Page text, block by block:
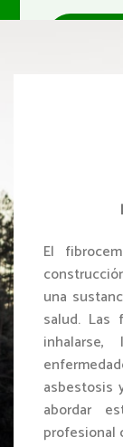
PIDE
El
una
salud. Las
asbestosis
abordar
profesional